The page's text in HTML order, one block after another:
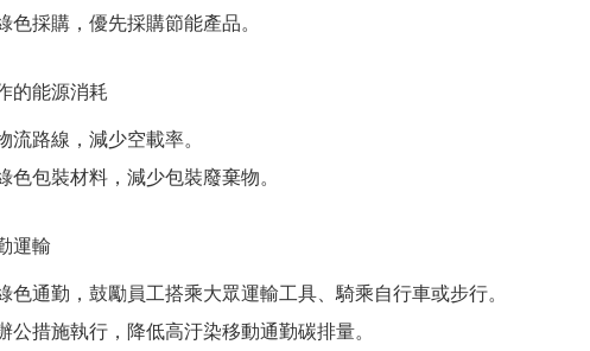
色採購，優先採購節能產品。
的能源消耗
流路線，減少空載率。
色包裝材料，減少包裝廢棄物。
運輸
色通勤，鼓勵員工搭乘大眾運輸工具、騎乘自行車或步行。
公措施執行，降低高汙染移動通勤碳排量。